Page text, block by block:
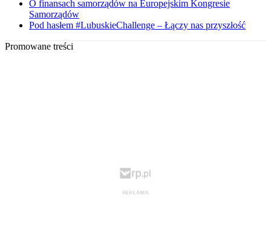
O finansach samorządów na Europejskim Kongresie
Samorządów
Pod hasłem #LubuskieChallenge – Łączy nas przyszłość
Promowane treści